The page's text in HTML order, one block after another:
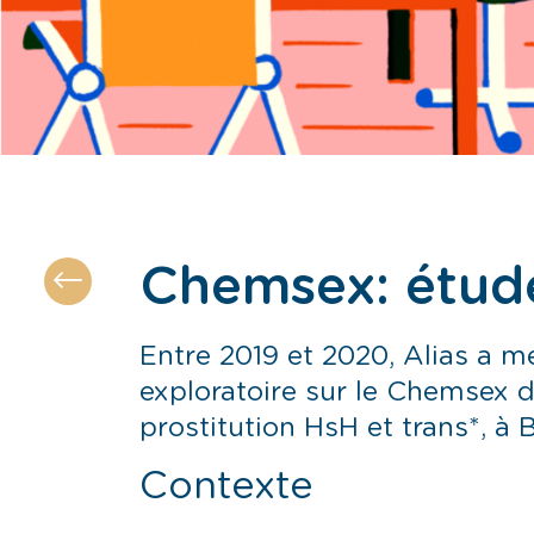
Chemsex:
Entre 2019 et 2020, Alias a
exploratoire sur le Chemsex
prostitution HsH et trans*, à
Contexte